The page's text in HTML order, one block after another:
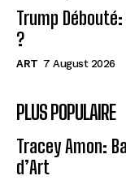
Trump
?
ART 7 August 2026
PLUS POPULAIRE
Tracey Amon:
d’Art